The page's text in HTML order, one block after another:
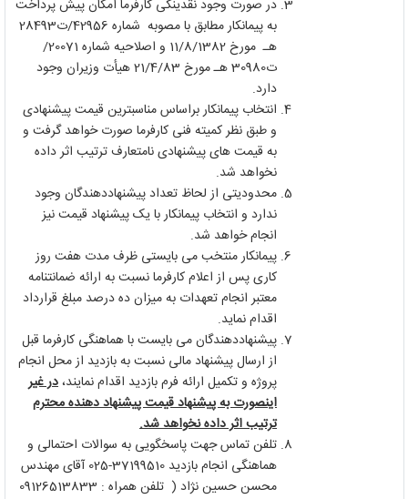
در صورت وجود نقدینگی کارفرما امکان پیش پرداخت
به پیمانکار مطابق با مصوبه شماره 42956/ت28493
هـ مورخ 11/8/1382 و اصلاحیه شماره 20071/
ت30980 هـ مورخ 21/4/83 هیأت وزیران وجود
دارد.
انتخاب پیمانکار براساس مناسبترین قیمت پیشنهادی
و طبق نظر کمیته فنی کارفرما صورت خواهد گرفت و
به قیمت های پیشنهادی نامتعارف ترتیب اثر داده
نخواهد شد.
محدودیتی از لحاظ تعداد پیشنهاددهندگان وجود
ندارد و انتخاب پیمانکار با یک پیشنهاد قیمت نیز
انجام خواهد شد.
پیمانکار منتخب می بایستی ظرف مدت هفت روز
کاری پس از اعلام کارفرما نسبت به ارائه ضمانتنامه
معتبر انجام تعهدات به میزان ده درصد مبلغ قرارداد
اقدام نماید.
پیشنهاددهندگان می بایست با هماهنگی کارفرما قبل
از ارسال پیشنهاد مالی نسبت به بازدید از محل انجام
پروژه و تکمیل ارائه فرم بازدید اقدام نمایند،در غیر
اینصورت به پیشنهاد قیمت پیشنهاد دهنده محترم
ترتیب اثر داده نخواهد شد.
تلفن تماس جهت پاسخگویی به سوالات احتمالی و
هماهنگی انجام بازدید 37199510-025 آقای مهندس
محسن حسین نژاد ( تلفن همراه : 09126513833